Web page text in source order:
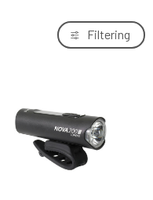
ULTRATORCH
světelný tok
200 USB
Filtering